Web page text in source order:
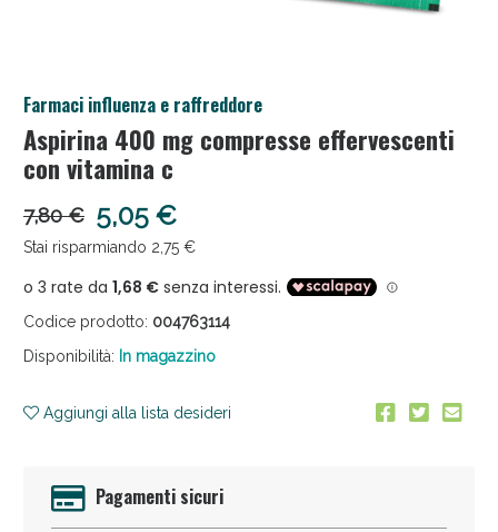
Farmaci influenza e raffreddore
Aspirina 400 mg compresse effervescenti
con vitamina c
7,80 € 5,05 €
Stai risparmiando 2,75 €
Codice prodotto: 004763114
Disponibilità: In magazzino
Aggiungi alla lista desideri
Pagamenti sicuri